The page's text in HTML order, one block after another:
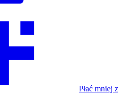
Płać mniej z